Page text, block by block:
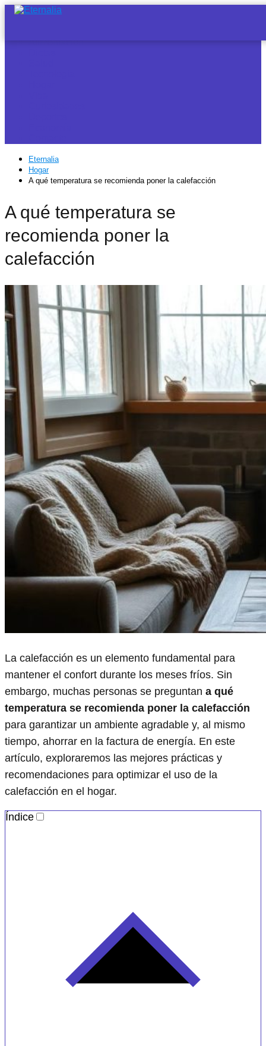
Alimentación
Eternalia
Hogar
A qué temperatura se recomienda poner la calefacción
A qué temperatura se
recomienda poner la
calefacción
La calefacción es un elemento fundamental para
mantener el confort durante los meses fríos. Sin
embargo, muchas personas se preguntan a qué
temperatura se recomienda poner la calefacción
para garantizar un ambiente agradable y, al mismo
tiempo, ahorrar en la factura de energía. En este
artículo, exploraremos las mejores prácticas y
recomendaciones para optimizar el uso de la
calefacción en el hogar.
Índice